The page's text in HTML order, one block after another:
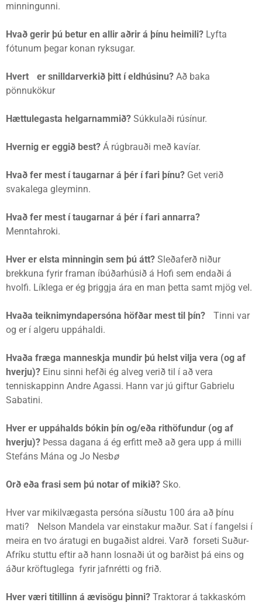
minningunni.
Hvað gerir þú betur en allir aðrir á þínu heimili? Lyfta
fótunum þegar konan ryksugar.
Hvert er snilldarverkið þitt í eldhúsinu? Að baka
pönnukökur
Hættulegasta helgarnammið? Súkkulaði rúsínur.
Hvernig er eggið best? Á rúgbrauði með kavíar.
Hvað fer mest í taugarnar á þér í fari þínu? Get verið
svakalega gleyminn.
Hvað fer mest í taugarnar á þér í fari annarra?
Menntahroki.
Hver er elsta minningin sem þú átt? Sleðaferð niður
brekkuna fyrir framan íbúðarhúsið á Hofi sem endaði á
hvolfi. Líklega er ég þriggja ára en man þetta samt mjög vel.
Hvaða teiknimyndapersóna höfðar mest til þín? Tinni var
og er í algeru uppáhaldi.
Hvaða fræga manneskja mundir þú helst vilja vera (og af
hverju)? Einu sinni hefði ég alveg verið til í að vera
tenniskappinn Andre Agassi. Hann var jú giftur Gabrielu
Sabatini.
Hver er uppáhalds bókin þín og/eða rithöfundur (og af
hverju)? Þessa dagana á ég erfitt með að gera upp á milli
Stefáns Mána og Jo Nesbø
Orð eða frasi sem þú notar of mikið? Sko.
Hver var mikilvægasta persóna síðustu 100 ára að þínu
mati? Nelson Mandela var einstakur maður. Sat í fangelsi í
meira en tvo áratugi en bugaðist aldrei. Varð forseti Suður-
Afríku stuttu eftir að hann losnaði út og barðist þá eins og
áður kröftuglega fyrir jafnrétti og frið.
Hver væri titillinn á ævisögu þinni? Traktorar á takkaskóm